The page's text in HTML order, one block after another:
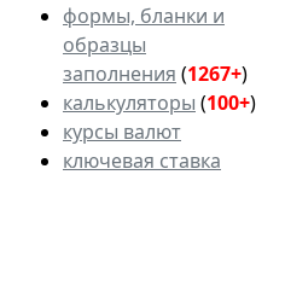
формы, бланки и
образцы
заполнения (1267+)
калькуляторы (100+)
курсы валют
ключевая ставка